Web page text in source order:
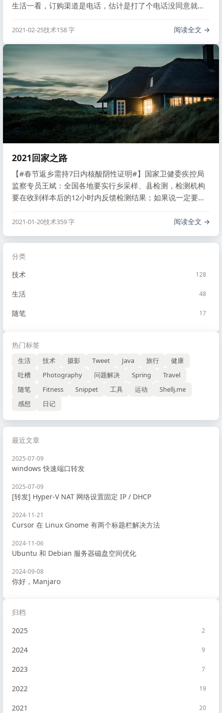
分类
技术
128
生活 48
随笔 17
热门标签
生活 技术 摄影 Tweet Java 旅行
健康
吐槽
Photography 问题解决 Spring
Travel
随笔
Fitness Snippet 工具 运动
Shellj.me
感想
日记
生活一看，订购渠道是电话，估计是打了个电话没同意就直
2021-02-25技术158 字 阅读全文
2021回家之路
【#春节返乡需持7日内核酸阴性证明#】国家卫健委疾控局
监察专员王斌：全国各地要实行乡采样、县检测，检测机构
要在收到样本后的12小时内反馈检测结果；如果说一定要返
同时这些返乡人员回去以后，当地基层政府要进行网格化管
2021-01-20技术359 字 阅读全文
最近文章
2025-07-09
windows 快速端口转发
2025-07-09
[转发] Hyper-V NAT 网络设置固定 IP / DHCP
2024-11-21
Cursor 在 Linux Gnome 有两个标题栏解决方法
2024-11-06
Ubuntu 和 Debian 服务器磁盘空间优化
2024-09-08
你好，Manjaro
归档
2025
2
2024 9
2023 7
2022 19
2021 20